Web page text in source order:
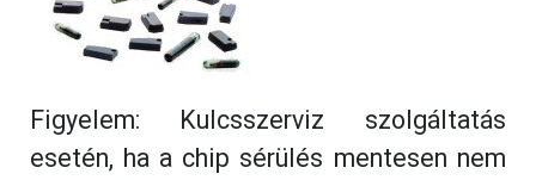
Figyelem: Kulcsszerviz szolgáltatás
esetén, ha a chip sérülés mentesen nem